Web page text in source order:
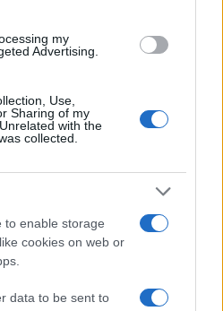
and its third-party tags to
my
Advertising.
Use,
Sharing of my
with the
collected.
to enable storage
cookies on web or
data to be sent to
Olanda